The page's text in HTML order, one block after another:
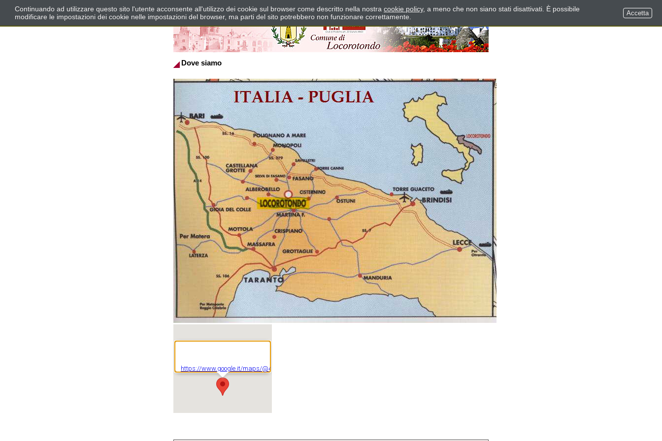
Dove siamo
https://www.google.it/maps/@40.7557858,17.3362655,4309m/data=!3m1!1e3
Continuando ad utilizzare questo sito l'utente acconsente all'utilizzo dei cookie sul browser come descritto nella nostra cookie policy, a meno che non siano stati disattivati. È possibile
modificare le impostazioni dei cookie nelle impostazioni del browser, ma parti del sito potrebbero non funzionare correttamente.
Accetta